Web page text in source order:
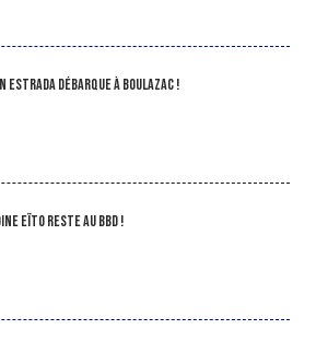
Estrada débarque à Boulazac !
Eïto reste au BBD !